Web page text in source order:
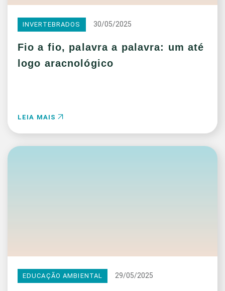
INVERTEBRADOS 30/05/2025
Fio a fio, palavra a palavra: um até
logo aracnológico
LEIA MAIS
EDUCAÇÃO AMBIENTAL 29/05/2025